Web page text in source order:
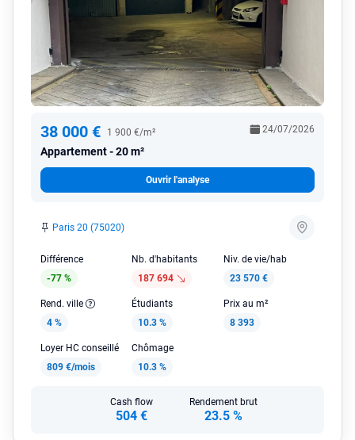
38 000 € 1 900 €/m²
Appartement 20 m²
24/07/2026
Ouvrir l'analyse
Paris 20 (75020)
Différence
-77 %
Nb. d'habitants
187 694
Niv. de vie/hab
23 570 €
Rend. ville
4 %
Étudiants
10.3 %
Prix au m²
8 393
Loyer HC conseillé
809 €/mois
Chômage
10.3 %
Cash flow
504 €
Rendement brut
23.5 %